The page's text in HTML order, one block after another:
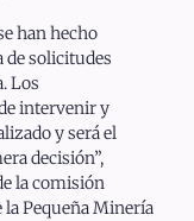
han hecho
de solicitudes
Los
intervenir y
y será el
decisión”,
la comisión
la Pequeña Minería